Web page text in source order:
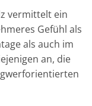
vermittelt ein
Gefühl als
als auch im
an, die